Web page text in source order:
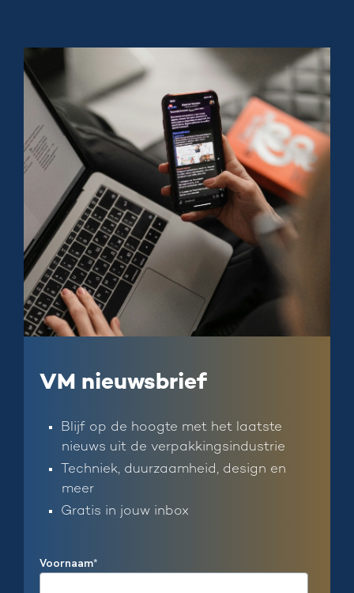
VM nieuwsbrief
Blijf op de hoogte met het laatste
nieuws uit de verpakkingsindustrie
Techniek, duurzaamheid, design en
meer
Gratis in jouw inbox
Voornaam*